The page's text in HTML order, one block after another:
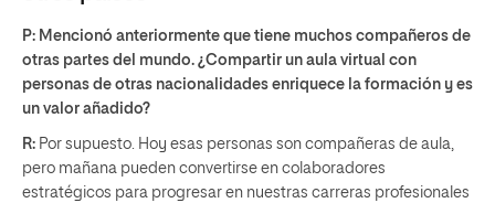
P: Mencionó anteriormente que tiene muchos compañeros de
otras partes del mundo. ¿Compartir un aula virtual con
personas de otras nacionalidades enriquece la formación y es
un valor añadido?
R: Por supuesto. Hoy esas personas son compañeras de aula,
pero mañana pueden convertirse en colaboradores
estratégicos para progresar en nuestras carreras profesionales